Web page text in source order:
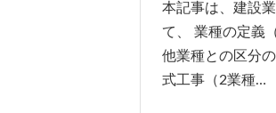
本記事は、建設
て、 業種の定義
他業種との区分
式工事（2業種…